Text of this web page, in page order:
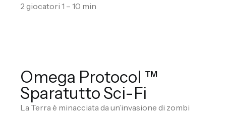
2 giocatori 1 – 10 min
Omega Protocol ™
Sparatutto Sci-Fi
La Terra è minacciata da un’invasione di zombi